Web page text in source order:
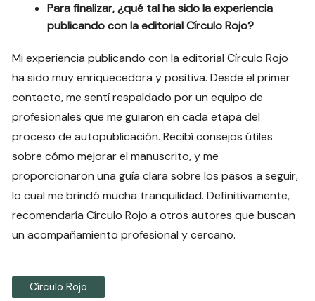
Para finalizar, ¿qué tal ha sido la experiencia
publicando con la editorial Círculo Rojo?
Mi experiencia publicando con la editorial Círculo Rojo
ha sido muy enriquecedora y positiva. Desde el primer
contacto, me sentí respaldado por un equipo de
profesionales que me guiaron en cada etapa del
proceso de autopublicación. Recibí consejos útiles
sobre cómo mejorar el manuscrito, y me
proporcionaron una guía clara sobre los pasos a seguir,
lo cual me brindó mucha tranquilidad. Definitivamente,
recomendaría Círculo Rojo a otros autores que buscan
un acompañamiento profesional y cercano.
Círculo Rojo